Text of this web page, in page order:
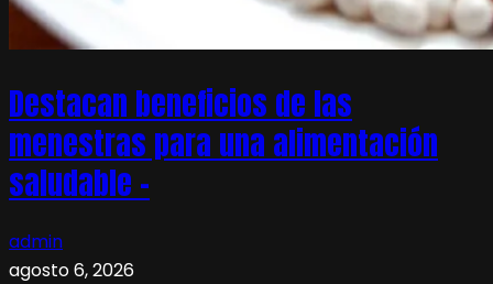
Destacan beneficios de las
menestras para una alimentación
saludable –
admin
agosto 6, 2026